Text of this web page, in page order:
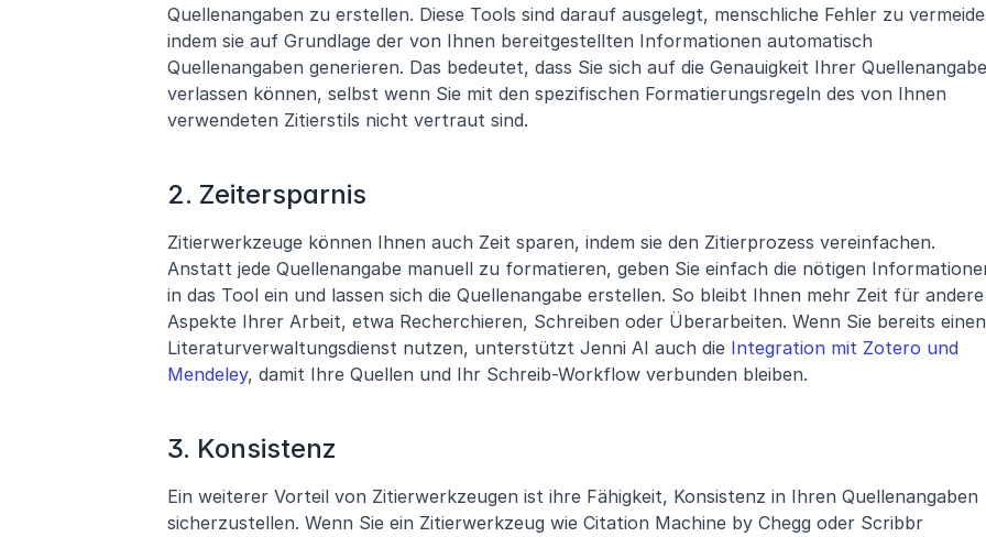
Quellenangaben zu erstellen. Diese Tools sind darauf ausgelegt, menschliche Fehler zu
indem sie auf Grundlage der von Ihnen bereitgestellten Informationen automatisch
Quellenangaben generieren. Das bedeutet, dass Sie sich auf die Genauigkeit Ihrer
verlassen können, selbst wenn Sie mit den spezifischen Formatierungsregeln des von Ihnen
verwendeten Zitierstils nicht vertraut sind.
2. Zeitersparnis
Zitierwerkzeuge können Ihnen auch Zeit sparen, indem sie den Zitierprozess vereinfachen.
Anstatt jede Quellenangabe manuell zu formatieren, geben Sie einfach die nötigen
in das Tool ein und lassen sich die Quellenangabe erstellen. So bleibt Ihnen mehr Zeit für andere
Aspekte Ihrer Arbeit, etwa Recherchieren, Schreiben oder Überarbeiten. Wenn Sie bereits einen
Literaturverwaltungsdienst nutzen, unterstützt Jenni AI auch die Integration mit Zotero und
Mendeley, damit Ihre Quellen und Ihr Schreib-Workflow verbunden bleiben.
3. Konsistenz
Ein weiterer Vorteil von Zitierwerkzeugen ist ihre Fähigkeit, Konsistenz in Ihren Quellenangaben
sicherzustellen. Wenn Sie ein Zitierwerkzeug wie Citation Machine by Chegg oder Scribbr